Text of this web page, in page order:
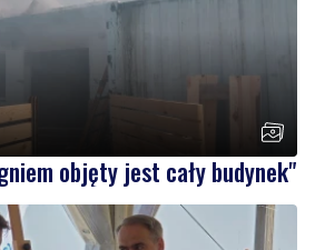
objęty jest cały budynek"